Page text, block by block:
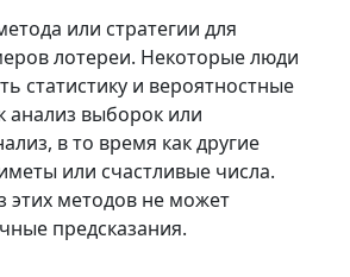
или стратегии для
лотереи. Некоторые люди
статистику и вероятностные
анализ выборок или
в то время как другие
или счастливые числа.
этих методов не может
предсказания.